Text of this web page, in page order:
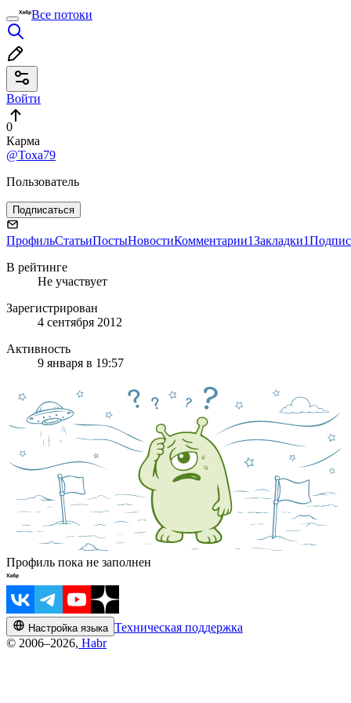
Все потоки
Войти
0
Карма
@Toxa79
Пользователь
Подписаться
ПрофильСтатьиПостыНовостиКомментарии1Закладки1
В рейтинге
Не участвует
Зарегистрирован
4 сентября 2012
Активность
9 января в 19:57
Профиль пока не заполнен
Настройка языка Техническая поддержка
© 2006–2026, Habr